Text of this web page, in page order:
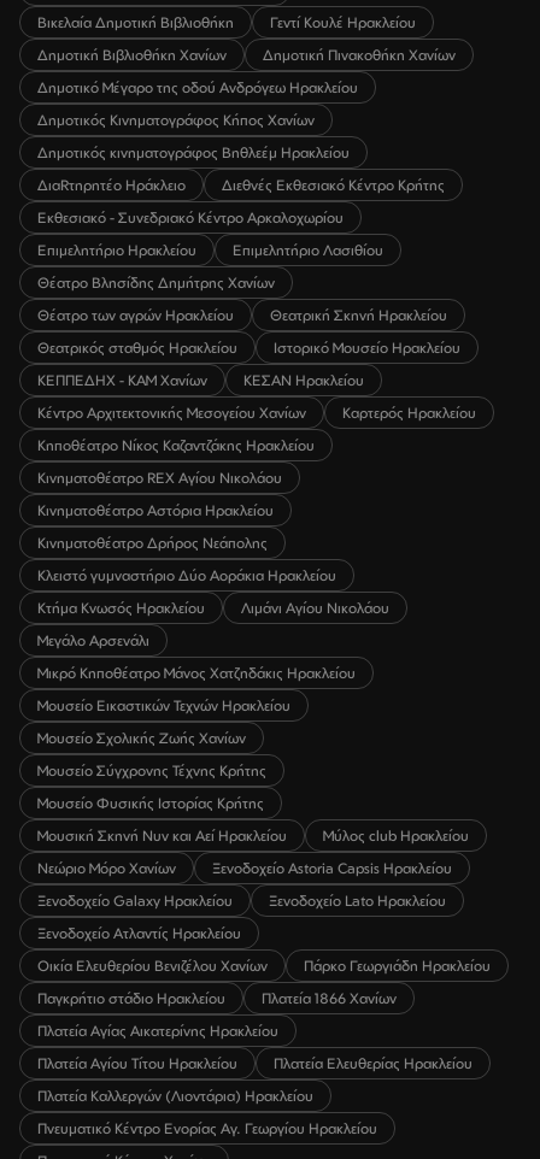
Βικελαία Δημοτική Βιβλιοθήκη
Γεντί Κουλέ Ηρακλείου
Δημοτική Βιβλιοθήκη Χανίων
Δημοτική Πινακοθήκη Χανίων
Δημοτικό Μέγαρο της οδού Ανδρόγεω Ηρακλείου
Δημοτικός Κινηματογράφος Κήπος Χανίων
Δημοτικός κινηματογράφος Βηθλεέμ Ηρακλείου
ΔιαRτηρητέο Ηράκλειο
Διεθνές Εκθεσιακό Κέντρο Κρήτης
Εκθεσιακό - Συνεδριακό Κέντρο Αρκαλοχωρίου
Επιμελητήριο Ηρακλείου
Επιμελητήριο Λασιθίου
Θέατρο Βλησίδης Δημήτρης Χανίων
Θέατρο των αγρών Ηρακλείου
Θεατρική Σκηνή Ηρακλείου
Θεατρικός σταθμός Ηρακλείου
Ιστορικό Μουσείο Ηρακλείου
ΚΕΠΠΕΔΗΧ - ΚΑΜ Χανίων
ΚΕΣΑΝ Ηρακλείου
Κέντρο Αρχιτεκτονικής Μεσογείου Χανίων
Καρτερός Ηρακλείου
Κηποθέατρο Νίκος Καζαντζάκης Ηρακλείου
Κινηματοθέατρο REX Αγίου Νικολάου
Κινηματοθέατρο Αστόρια Ηρακλείου
Κινηματοθέατρο Δρήρος Νεάπολης
Κλειστό γυμναστήριο Δύο Αοράκια Ηρακλείου
Κτήμα Κνωσός Ηρακλείου
Λιμάνι Αγίου Νικολάου
Μεγάλο Αρσενάλι
Μικρό Κηποθέατρο Μάνος Χατζηδάκις Ηρακλείου
Μουσείο Εικαστικών Τεχνών Ηρακλείου
Μουσείο Σχολικής Ζωής Χανίων
Μουσείο Σύγχρονης Τέχνης Κρήτης
Μουσείο Φυσικής Ιστορίας Κρήτης
Μουσική Σκηνή Νυν και Αεί Ηρακλείου
Μύλος club Ηρακλείου
Νεώριο Μόρο Χανίων
Ξενοδοχείο Astoria Capsis Ηρακλείου
Ξενοδοχείο Galaxy Ηρακλείου
Ξενοδοχείο Lato Ηρακλείου
Ξενοδοχείο Ατλαντίς Ηρακλείου
Οικία Ελευθερίου Βενιζέλου Χανίων
Πάρκο Γεωργιάδη Ηρακλείου
Παγκρήτιο στάδιο Ηρακλείου
Πλατεία 1866 Χανίων
Πλατεία Αγίας Αικατερίνης Ηρακλείου
Πλατεία Αγίου Τίτου Ηρακλείου
Πλατεία Ελευθερίας Ηρακλείου
Πλατεία Καλλεργών (Λιοντάρια) Ηρακλείου
Πνευματικό Κέντρο Ενορίας Αγ. Γεωργίου Ηρακλείου